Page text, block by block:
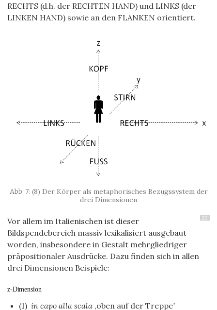
RECHTS (d.h. der RECHTEN HAND) und LINKS (der
LINKEN HAND) sowie an den FLANKEN orientiert.
(8) Der Körper als metaphorisches Bezugssystem der
drei Dimensionen
20
Vor allem im Italienischen ist dieser
Bildspendebereich massiv lexikalisiert ausgebaut
worden, insbesondere in Gestalt mehrgliedriger
präpositionaler Ausdrücke. Dazu finden sich in allen
drei Dimensionen Beispiele:
z-Dimension
(1) in capo alla scala ‚oben auf der Treppe‛